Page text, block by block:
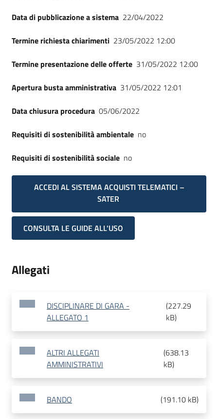
Data di pubblicazione a sistema 22/04/2022
Termine richiesta chiarimenti 23/05/2022 12:00
Termine presentazione delle offerte 31/05/2022 12:00
Apertura busta amministrativa 31/05/2022 12:01
Data chiusura procedura 05/06/2022
Requisiti di sostenibilità ambientale no
Requisiti di sostenibilità sociale no
ACCEDI AL SISTEMA ACQUISTI TELEMATICI –
SATER
CONSULTA LE GUIDE ALL'USO
Allegati
DISCIPLINARE DI GARA -
ALLEGATO 1
(227.29
kB)
ALTRI ALLEGATI
AMMINISTRATIVI
(638.13
kB)
BANDO (191.10 kB)